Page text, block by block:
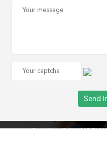
Copyright ©JIAXING